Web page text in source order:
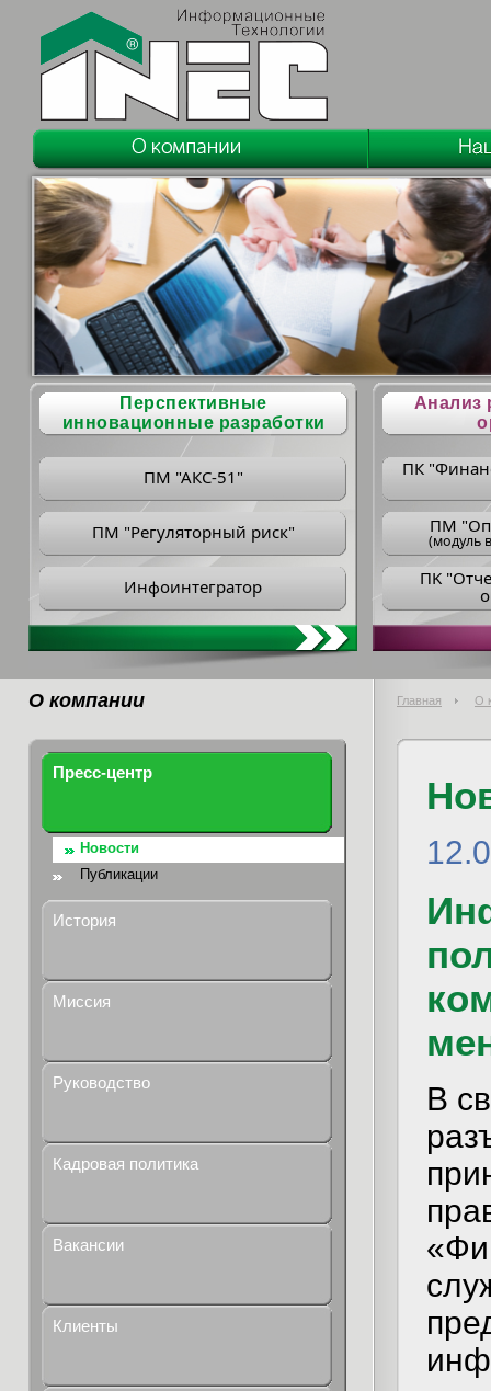
Перспективные
инновационные разработки
ПМ "АКС-51"
ПМ "Регуляторный риск"
Инфоинтегратор
Анализ
ПК
ПM
(модуль
ПK
О компании Главная О
Пресс-центр
Новости
Публикации
История
Миссия
Руководство
Кадровая политика
Вакансии
Клиенты
В